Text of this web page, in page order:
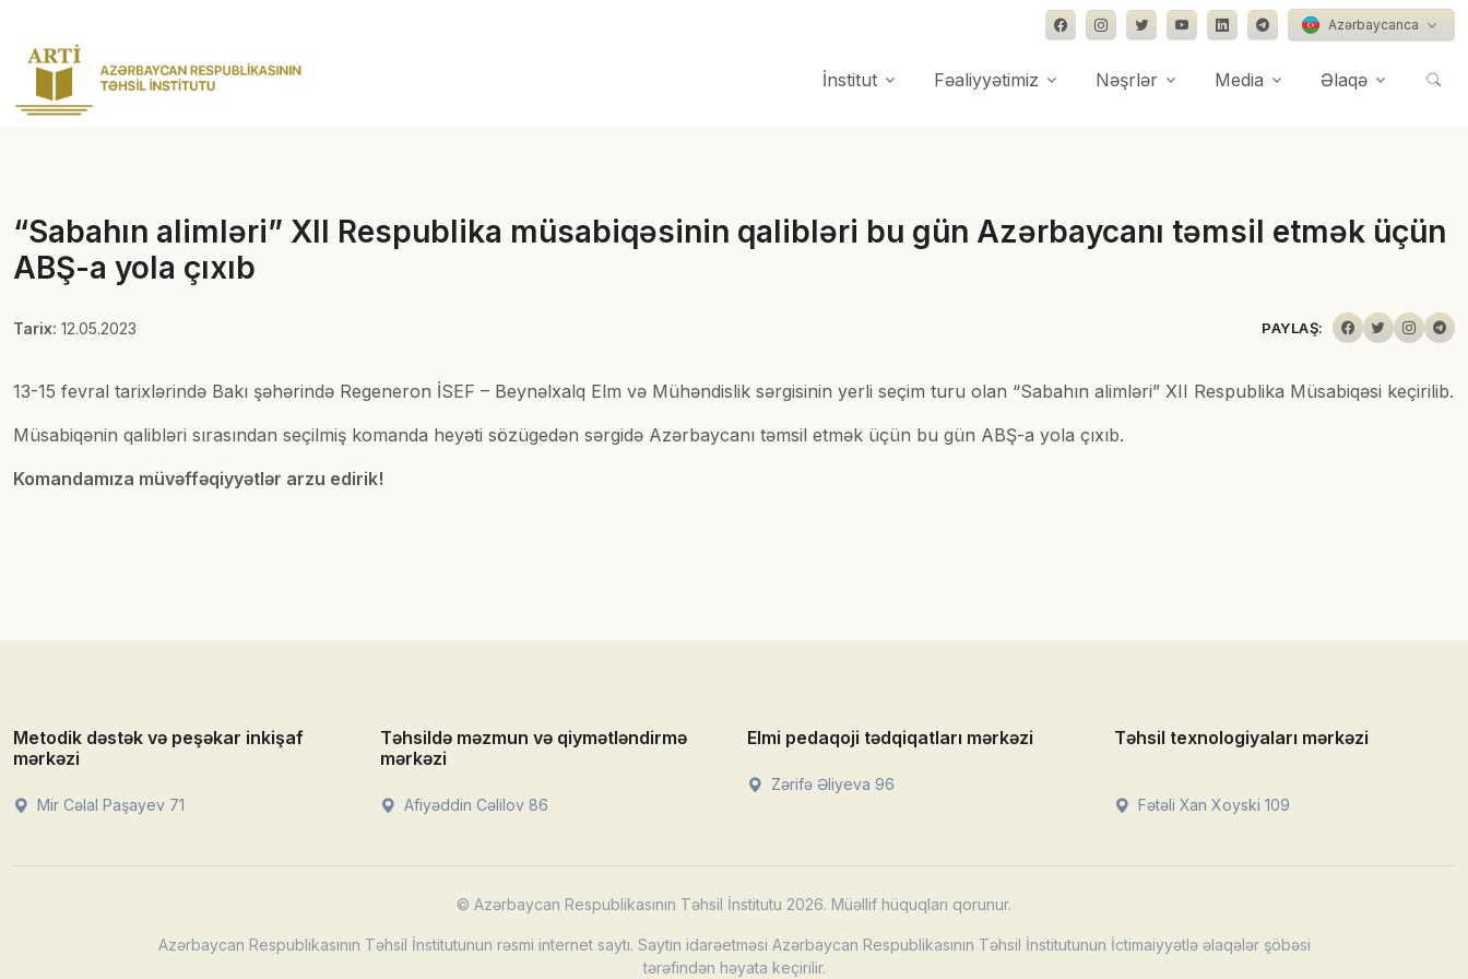
Azərbaycanca
İnstitut Fəaliyyətimiz Nəşrlər Media Əlaqə
“Sabahın alimləri” XII Respublika müsabiqəsinin qalibləri bu gün Azərbaycanı təmsil etmək üçün
ABŞ-a yola çıxıb
Tarix: 12.05.2023 PAYLAŞ:
13-15 fevral tarixlərində Bakı şəhərində Regeneron İSEF – Beynəlxalq Elm və Mühəndislik sərgisinin yerli seçim turu olan “Sabahın alimləri” XII Respublika Müsabiqəsi keçirilib.
Müsabiqənin qalibləri sırasından seçilmiş komanda heyəti sözügedən sərgidə Azərbaycanı təmsil etmək üçün bu gün ABŞ-a yola çıxıb.
Komandamıza müvəffəqiyyətlər arzu edirik!
Metodik dəstək və peşəkar inkişaf
mərkəzi
Mir Cəlal Paşayev 71
Təhsildə məzmun və qiymətləndirmə
mərkəzi
Afiyəddin Cəlilov 86
Elmi pedaqoji tədqiqatları mərkəzi
Zərifə Əliyeva 96
Təhsil texnologiyaları mərkəzi
Fətəli Xan Xoyski 109
© Azərbaycan Respublikasının Təhsil İnstitutu 2026. Müəllif hüquqları qorunur.
Azərbaycan Respublikasının Təhsil İnstitutunun rəsmi internet saytı. Saytın idarəetməsi Azərbaycan Respublikasının Təhsil İnstitutunun İctimaiyyətlə əlaqələr şöbəsi
tərəfindən həyata keçirilir.